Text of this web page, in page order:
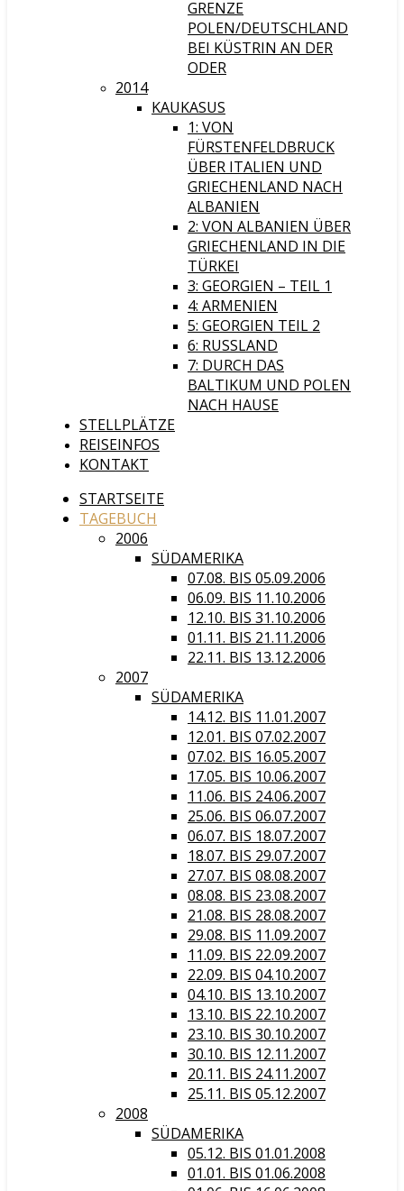
GRENZE
POLEN/DEUTSCHLAND
BEI KÜSTRIN AN DER
ODER
2014
KAUKASUS
1: VON
FÜRSTENFELDBRUCK
ÜBER ITALIEN UND
GRIECHENLAND NACH
ALBANIEN
2: VON ALBANIEN ÜBER
GRIECHENLAND IN DIE
TÜRKEI
3: GEORGIEN – TEIL 1
4: ARMENIEN
5: GEORGIEN TEIL 2
6: RUSSLAND
7: DURCH DAS
BALTIKUM UND POLEN
NACH HAUSE
STELLPLÄTZE
REISEINFOS
KONTAKT
STARTSEITE
TAGEBUCH
2006
SÜDAMERIKA
07.08. BIS 05.09.2006
06.09. BIS 11.10.2006
12.10. BIS 31.10.2006
01.11. BIS 21.11.2006
22.11. BIS 13.12.2006
2007
SÜDAMERIKA
14.12. BIS 11.01.2007
12.01. BIS 07.02.2007
07.02. BIS 16.05.2007
17.05. BIS 10.06.2007
11.06. BIS 24.06.2007
25.06. BIS 06.07.2007
06.07. BIS 18.07.2007
18.07. BIS 29.07.2007
27.07. BIS 08.08.2007
08.08. BIS 23.08.2007
21.08. BIS 28.08.2007
29.08. BIS 11.09.2007
11.09. BIS 22.09.2007
22.09. BIS 04.10.2007
04.10. BIS 13.10.2007
13.10. BIS 22.10.2007
23.10. BIS 30.10.2007
30.10. BIS 12.11.2007
20.11. BIS 24.11.2007
25.11. BIS 05.12.2007
2008
SÜDAMERIKA
05.12. BIS 01.01.2008
01.01. BIS 01.06.2008